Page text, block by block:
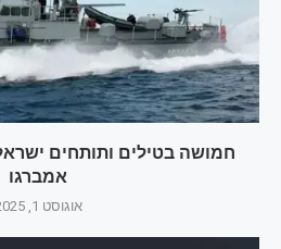
חמושה בטילים ותותחים
אמברגו
אוגוסט 1, 2025